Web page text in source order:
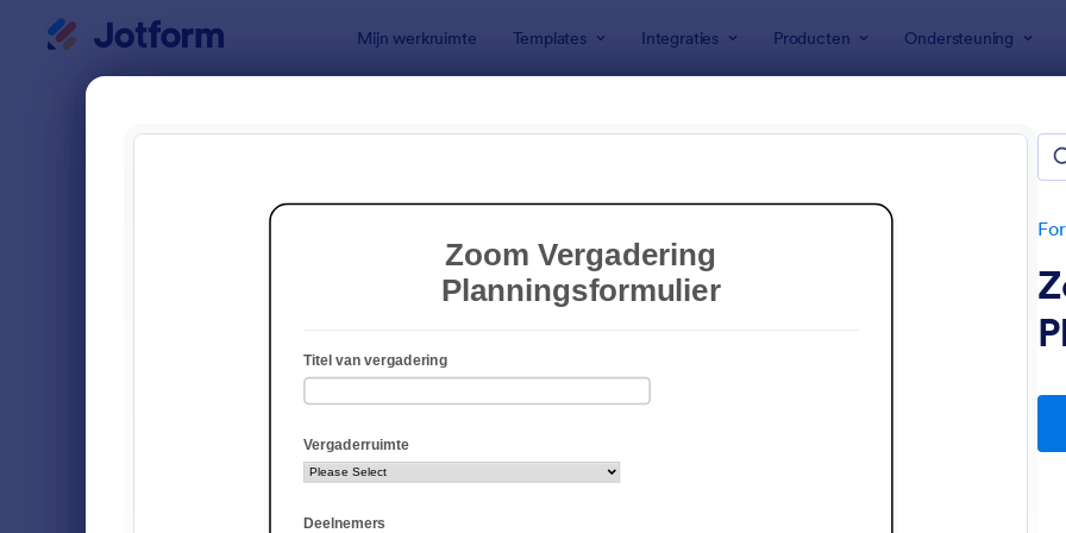
Mijn werkruimte Templates Integraties Producten Ondersteuning
:
Populair
14